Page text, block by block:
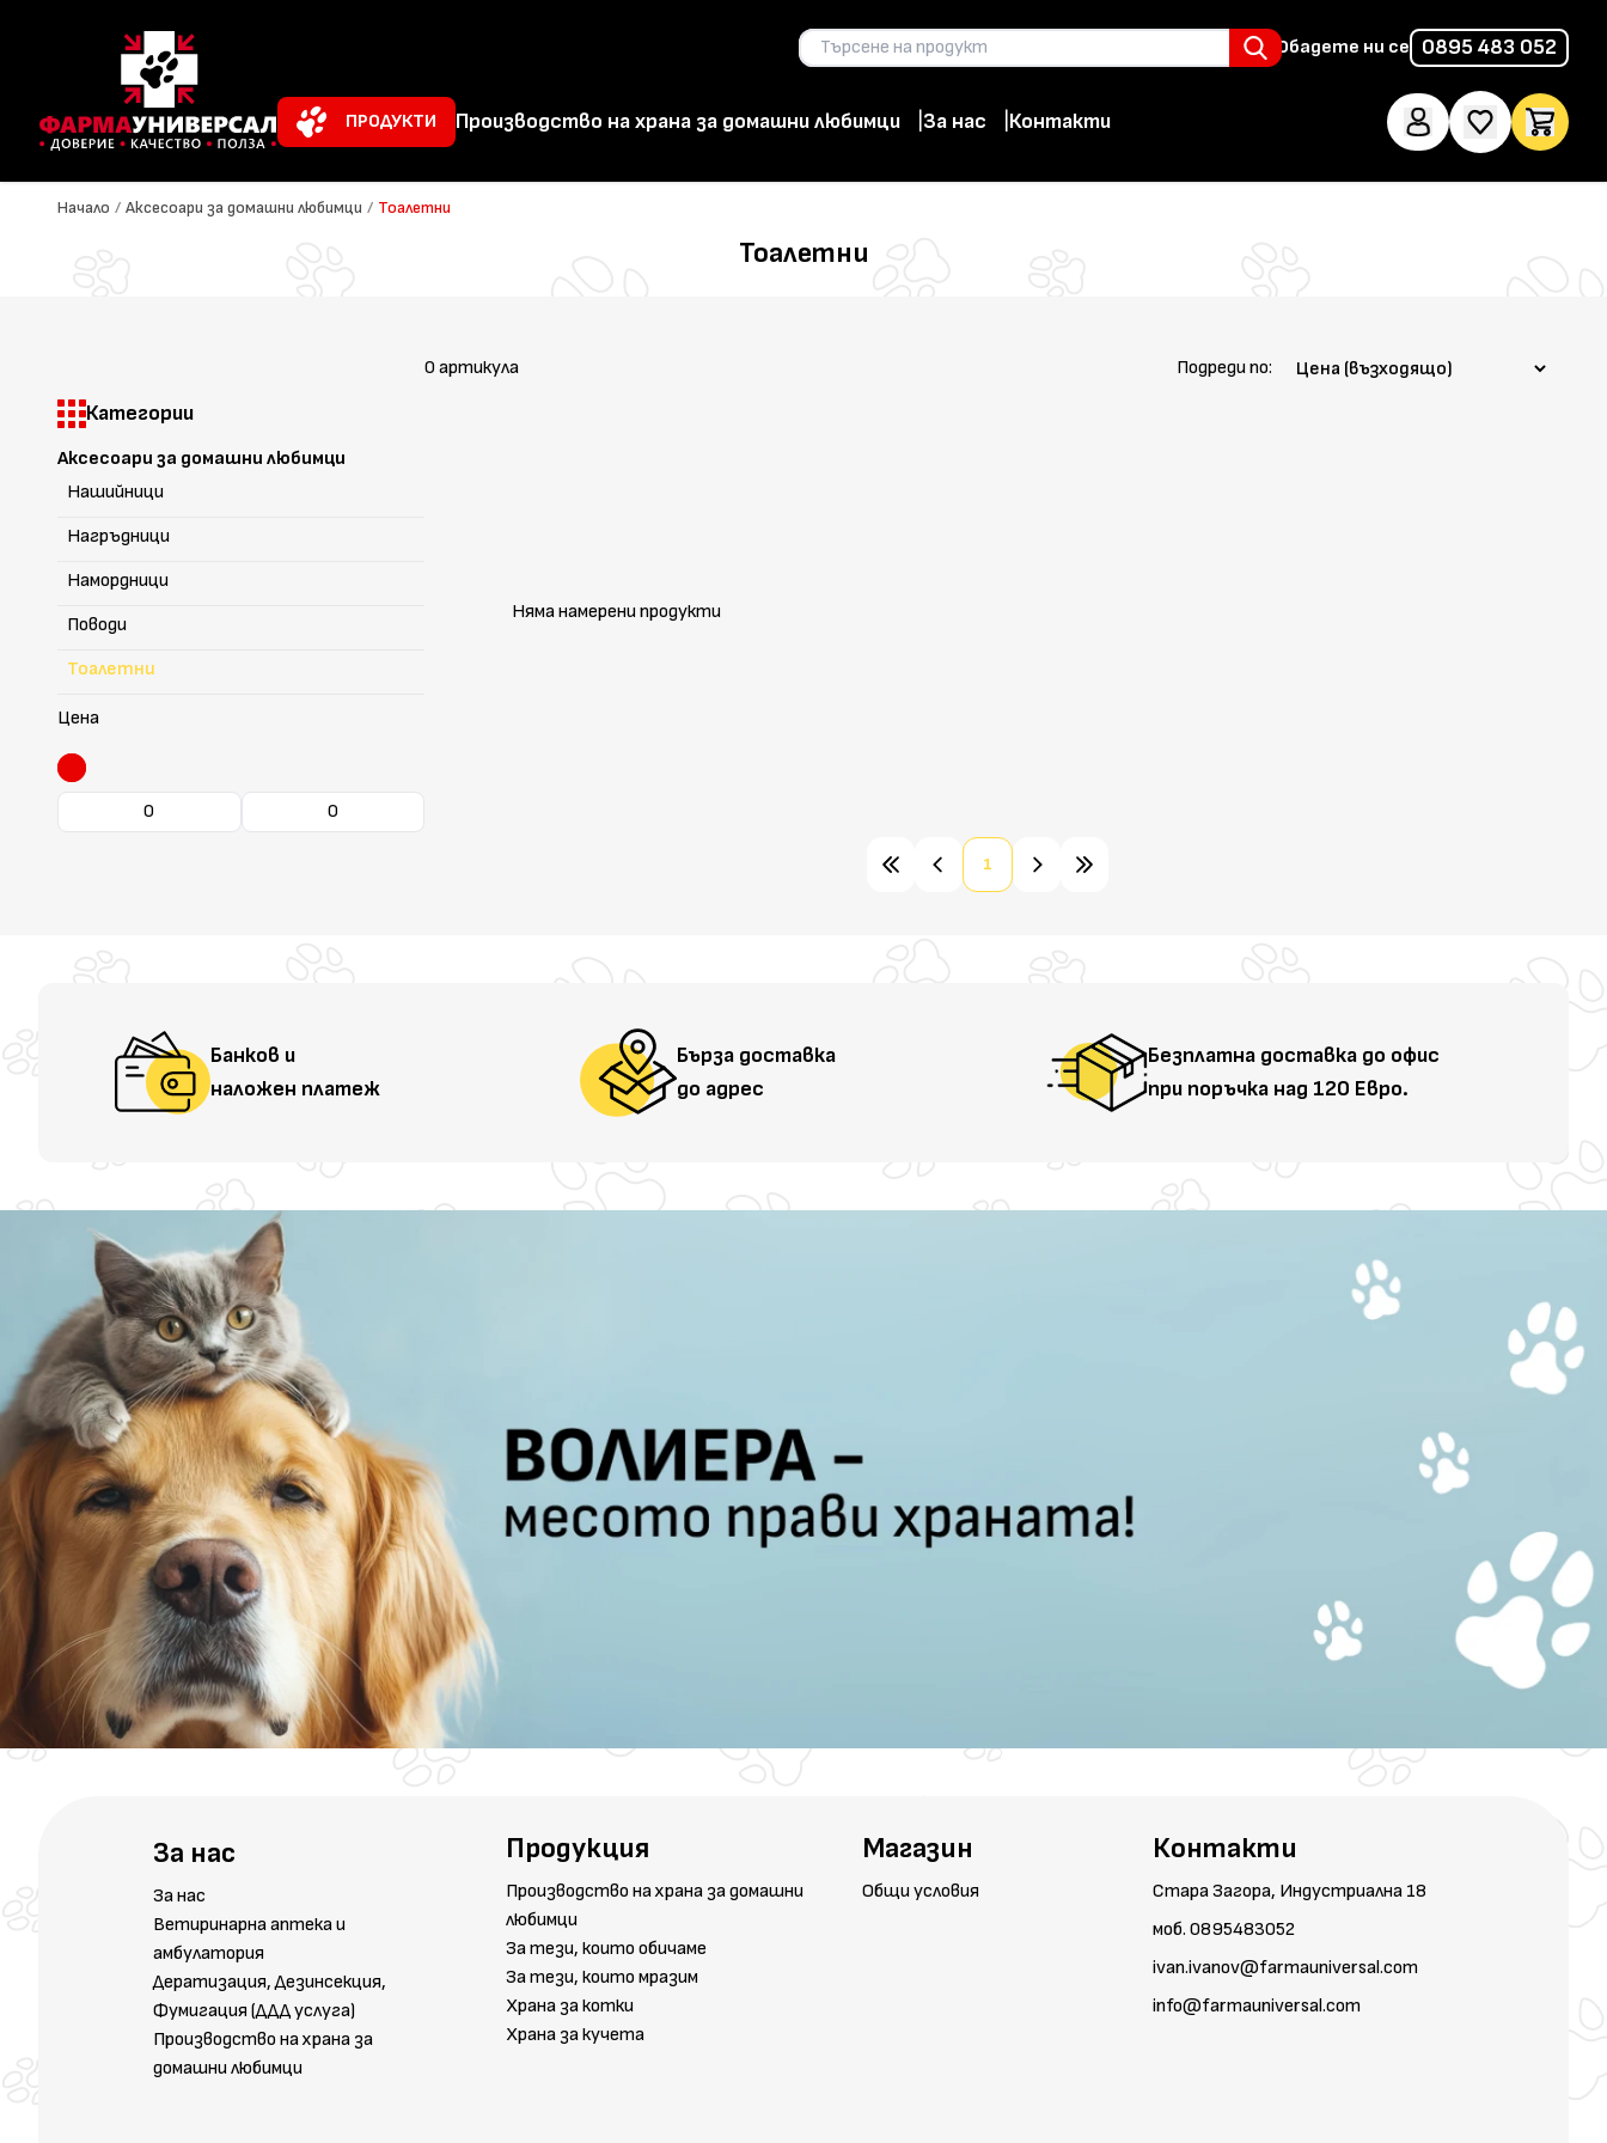
Обадете ни се 0895 483 052
ПРОДУКТИ Производство на храна за домашни любимци За нас Контакти
Начало / Аксесоари за домашни любимци / Тоалетни
Тоалетни
Категории
Аксесоари за домашни любимци
Нашийници
Нагръдници
Намордници
Поводи
Тоалетни
Цена
0 артикула Подреди по:
Няма намерени продукти
1
Банков и
наложен платеж
Бърза доставка
до адрес
Безплатна доставка до офис
при поръчка над 120 Евро.
За нас
За нас
Ветиринарна аптека и
амбулатория
Дератизация, Дезинсекция,
Фумигация (ДДД услуга)
Производство на храна за
домашни любимци
Продукция
Производство на храна за домашни
любимци
За тези, които обичаме
За тези, които мразим
Храна за котки
Храна за кучета
Магазин
Общи условия
Контакти
Стара Загора, Индустриална 18
моб. 0895483052
ivan.ivanov@farmauniversal.com
info@farmauniversal.com